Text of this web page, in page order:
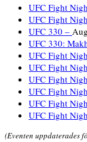
UFC Fight
UFC Fight
UFC 330 –
UFC 330:
UFC Fight
UFC Fight
UFC Fight
UFC Fight
UFC Fight
UFC Fight
(Eventen uppdaterades